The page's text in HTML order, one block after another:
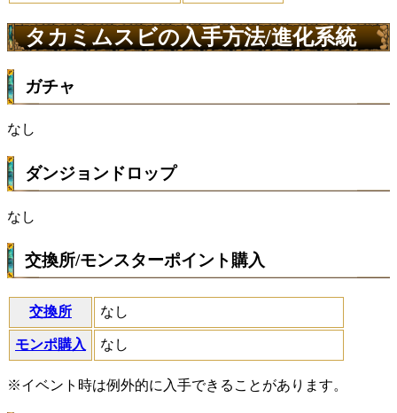
タカミムスビの入手方法/進化系統
ガチャ
なし
ダンジョンドロップ
なし
交換所/モンスターポイント購入
交換所 なし
モンポ購入 なし
※イベント時は例外的に入手できることがあります。